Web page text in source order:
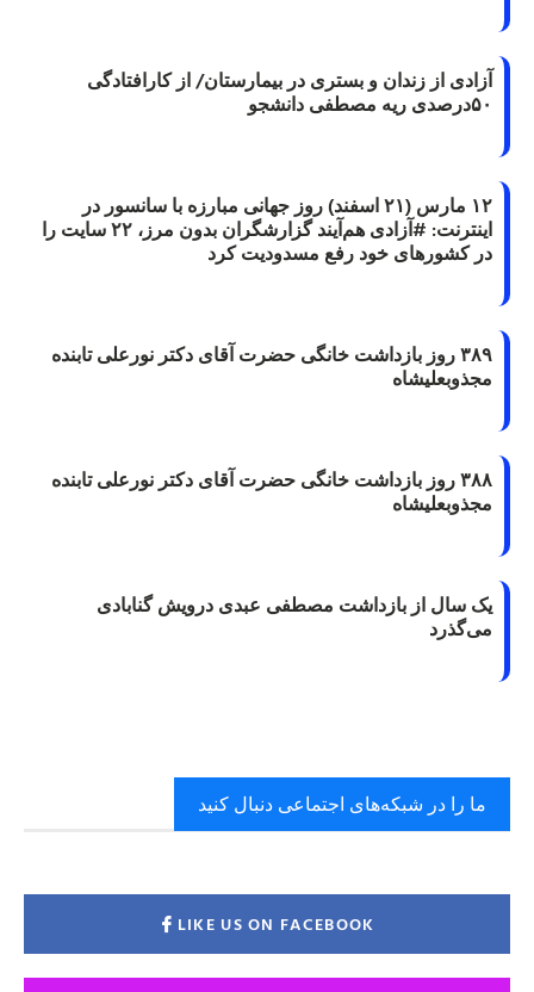
آزادی از زندان و بستری در بیمارستان/ از کارافتادگی
۵۰درصدی ریه مصطفی دانشجو
۱۲ مارس (۲۱ اسفند) روز جهانی مبارزه با سانسور در
اینترنت: #آزادی هم‌آیند گزارشگران‌ بدون مرز، ۲۲ سایت را
در کشورهای خود رفع مسدودیت کرد
۳۸۹ روز بازداشت خانگی حضرت آقای دکتر نورعلی تابنده
مجذوبعلیشاه
۳۸۸ روز بازداشت خانگی حضرت آقای دکتر نورعلی تابنده
مجذوبعلیشاه
یک سال از بازداشت مصطفی عبدی درویش گنابادی
می‌گذرد
ما را در شبکه‌های اجتماعی دنبال کنید
LIKE US ON FACEBOOK